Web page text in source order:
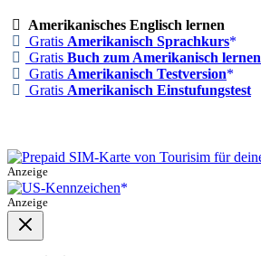
Amerikanisches Englisch lernen
Gratis Amerikanisch Sprachkurs
Gratis Buch zum Amerikanisch lernen
Gratis Amerikanisch Testversion
Gratis Amerikanisch Einstufungstest
Anzeige
Anzeige